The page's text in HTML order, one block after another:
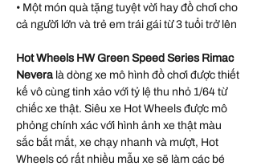
• Một món quà tặng tuyệt vời hay đồ chơi cho
cả người lớn và trẻ em trái gái từ 3 tuổi trở lên
Hot Wheels HW Green Speed Series Rimac
Nevera là dòng xe mô hình đồ chơi được thiết
kế vô cùng tinh xảo với tỷ lệ thu nhỏ 1/64 từ
chiếc xe thật. Siêu xe Hot Wheels được mô
phỏng chính xác với hình ảnh xe thật màu
sắc bắt mắt, xe chạy nhanh và mượt, Hot
Wheels có rất nhiều mẫu xe sẽ làm các bé